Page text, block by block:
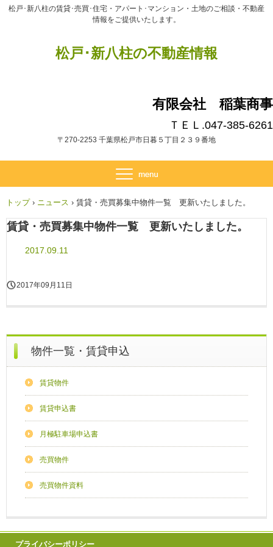
松戸･新八柱の不動産情報
松戸･新八柱の賃貸･売買･住宅・アパート･マンション・土地のご相談・不動産
情報をご提供いたします。
有限会社 稲葉商事
ＴＥＬ.047-385-6261
〒270-2253 千葉県松戸市日暮５丁目２３９番地
トップ › ニュース › 賃貸・売買募集中物件一覧 更新いたしました。
賃貸・売買募集中物件一覧 更新いたしました。
2017.09.11
2017年09月11日
物件一覧・賃貸申込
賃貸物件
賃貸申込書
月極駐車場申込書
売買物件
売買物件資料
プライバシーポリシー